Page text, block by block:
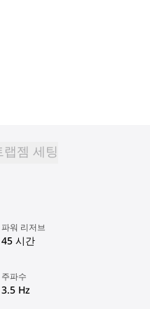
랩젬 세팅
파워 리저브
45 시간
주파수
3.5 Hz